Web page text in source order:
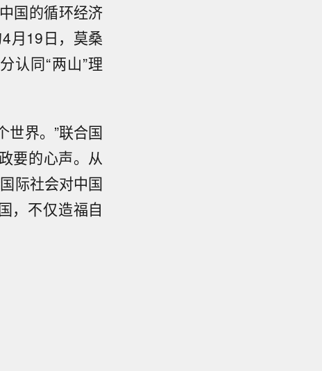
国的循环经济
月19日，莫桑
认同“两山”理
世界。”联合国
要的心声。从
际社会对中国
，不仅造福自